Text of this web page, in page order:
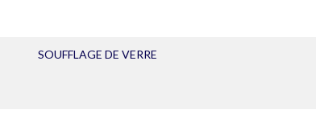
SOUFFLAGE DE VERRE